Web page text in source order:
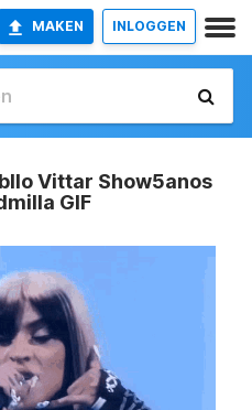
MAKEN INLOGGEN
Vittar Show5anos
GIF